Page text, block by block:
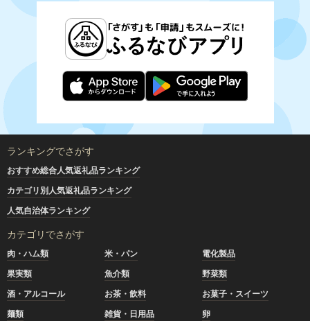
ランキングでさがす
おすすめ総合人気返礼品ランキング
カテゴリ別人気返礼品ランキング
人気自治体ランキング
カテゴリでさがす
肉・ハム類 米・パン
電化製品
果実類
魚介類
野菜類
酒・アルコール
お茶・飲料
お菓子・スイーツ
麺類
雑貨・日用品
卵